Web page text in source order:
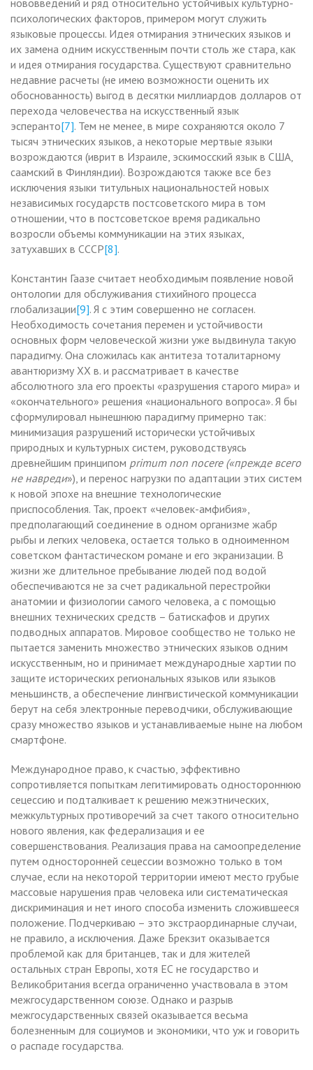
психологических факторов, примером могут служить
языковые процессы. Идея отмирания этнических языков и
их замена одним искусственным почти столь же стара, как
и идея отмирания государства. Существуют сравнительно
недавние расчеты (не имею возможности оценить их
обоснованность) выгод в десятки миллиардов долларов от
перехода человечества на искусственный язык
эсперанто[7]. Тем не менее, в мире сохраняются около 7
тысяч этнических языков, а некоторые мертвые языки
возрождаются (иврит в Израиле, эскимосский язык в США,
саамский в Финляндии). Возрождаются также все без
исключения языки титульных национальностей новых
независимых государств постсоветского мира в том
отношении, что в постсоветское время радикально
возросли объемы коммуникации на этих языках,
затухавших в СССР[8].
Константин Гаазе считает необходимым появление новой
онтологии для обслуживания стихийного процесса
глобализации[9]. Я с этим совершенно не согласен.
Необходимость сочетания перемен и устойчивости
основных форм человеческой жизни уже выдвинула такую
парадигму. Она сложилась как антитеза тоталитарному
авантюризму XX в. и рассматривает в качестве
абсолютного зла его проекты «разрушения старого мира» и
«окончательного» решения «национального вопроса». Я бы
сформулировал нынешнюю парадигму примерно так:
минимизация разрушений исторически устойчивых
природных и культурных систем, руководствуясь
древнейшим принципом primum non nocere («прежде всего
не навреди»), и перенос нагрузки по адаптации этих систем
к новой эпохе на внешние технологические
приспособления. Так, проект «человек-амфибия»,
предполагающий соединение в одном организме жабр
рыбы и легких человека, остается только в одноименном
советском фантастическом романе и его экранизации. В
жизни же длительное пребывание людей под водой
обеспечиваются не за счет радикальной перестройки
анатомии и физиологии самого человека, а с помощью
внешних технических средств – батискафов и других
подводных аппаратов. Мировое сообщество не только не
пытается заменить множество этнических языков одним
искусственным, но и принимает международные хартии по
защите исторических региональных языков или языков
меньшинств, а обеспечение лингвистической коммуникации
берут на себя электронные переводчики, обслуживающие
сразу множество языков и устанавливаемые ныне на любом
смартфоне.
Международное право, к счастью, эффективно
сопротивляется попыткам легитимировать одностороннюю
сецессию и подталкивает к решению межэтнических,
межкультурных противоречий за счет такого относительно
нового явления, как федерализация и ее
совершенствования. Реализация права на самоопределение
путем односторонней сецессии возможно только в том
случае, если на некоторой территории имеют место грубые
массовые нарушения прав человека или систематическая
дискриминация и нет иного способа изменить сложившееся
положение. Подчеркиваю – это экстраординарные случаи,
не правило, а исключения. Даже Брекзит оказывается
проблемой как для британцев, так и для жителей
остальных стран Европы, хотя ЕС не государство и
Великобритания всегда ограниченно участвовала в этом
межгосударственном союзе. Однако и разрыв
межгосударственных связей оказывается весьма
болезненным для социумов и экономики, что уж и говорить
о распаде государства.